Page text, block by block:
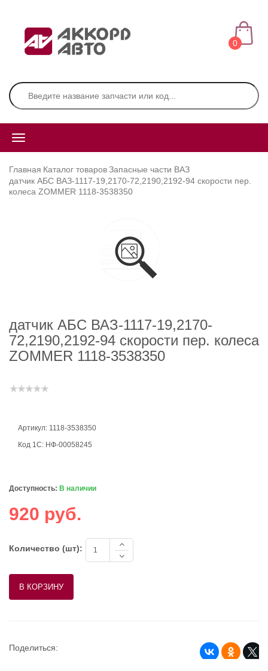
0
Главная Каталог товаровЗапасные части ВАЗ
датчик АБС ВАЗ-1117-19,2170-72,2190,2192-94 скорости пер.
колеса ZOMMER 1118-3538350
датчик АБС ВАЗ-1117-19,2170-
72,2190,2192-94 скорости пер. колеса
ZOMMER 1118-3538350
Артикул: 1118-3538350
Код 1С: НФ-00058245
Доступность: В наличии
920 руб.
Количество (шт):
Поделиться: